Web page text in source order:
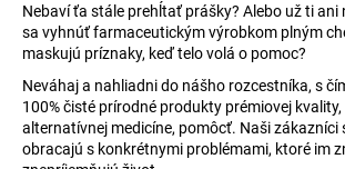
Nebaví ťa stále prehĺtať prášky? Alebo už ti ani
sa vyhnúť farmaceutickým výrobkom plným
maskujú príznaky, keď telo volá o pomoc?
Neváhaj a nahliadni do nášho rozcestníka, s
100% čisté prírodné produkty prémiovej
alternatívnej medicíne, pomôcť. Naši zákazníci
obracajú s konkrétnymi problémami, ktoré im
o
t
r
e
b